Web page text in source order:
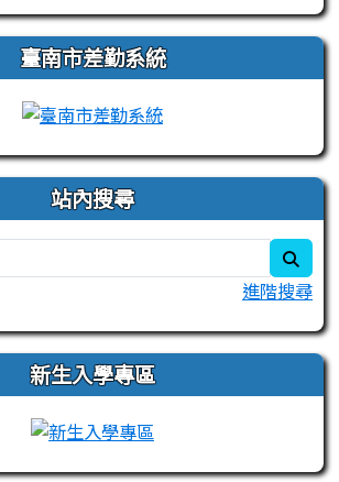
臺南市差勤系統
站內搜尋
進階搜尋
新生入學專區